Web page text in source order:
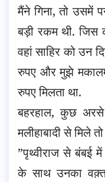
मैंने गिना, तो उसमें
बड़ी रकम थी. जिस
वहां साहिर को उन
रुपए और मुझे
रुपए मिलता था.
बहरहाल, कुछ
मलीहाबादी से मिले
”पृथ्वीराज से बंबई
के साथ उनका